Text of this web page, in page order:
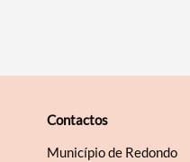
Contactos
Município de Redondo